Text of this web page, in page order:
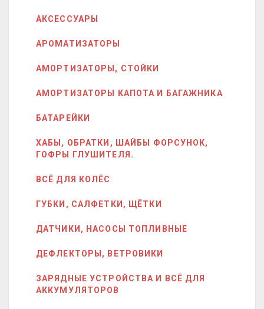
АКСЕССУАРЫ
АРОМАТИЗАТОРЫ
АМОРТИЗАТОРЫ, СТОЙКИ
АМОРТИЗАТОРЫ КАПОТА И БАГАЖНИКА
БАТАРЕЙКИ
ХАБЫ, ОБРАТКИ, ШАЙБЫ ФОРСУНОК,
ГОФРЫ ГЛУШИТЕЛЯ.
ВСЁ ДЛЯ КОЛЁС
ГУБКИ, САЛФЕТКИ, ЩЁТКИ
ДАТЧИКИ, НАСОСЫ ТОПЛИВНЫЕ
ДЕФЛЕКТОРЫ, ВЕТРОВИКИ
ЗАРЯДНЫЕ УСТРОЙСТВА И ВСЁ ДЛЯ
АККУМУЛЯТОРОВ